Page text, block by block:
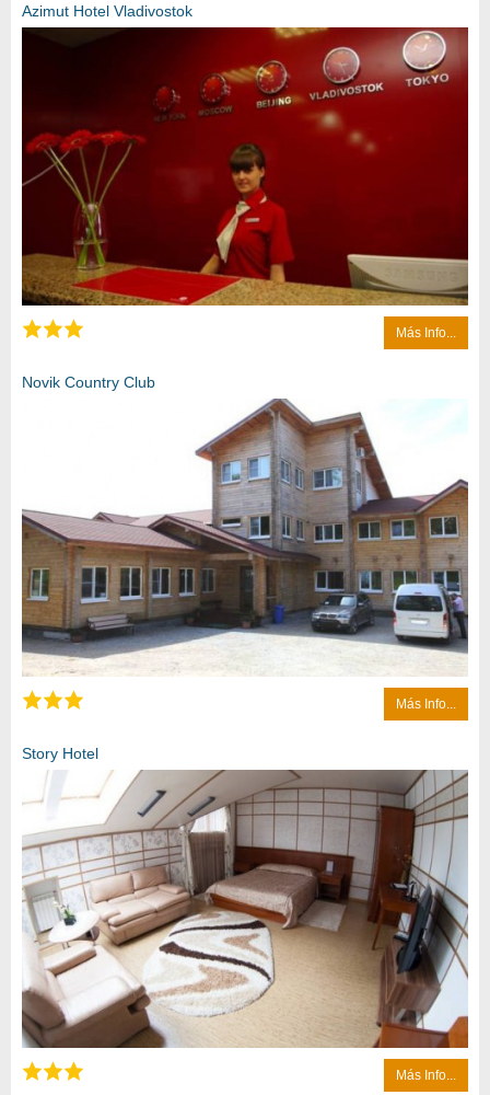
Azimut Hotel Vladivostok
Más Info...
Novik Country Club
Más Info...
Story Hotel
Más Info...